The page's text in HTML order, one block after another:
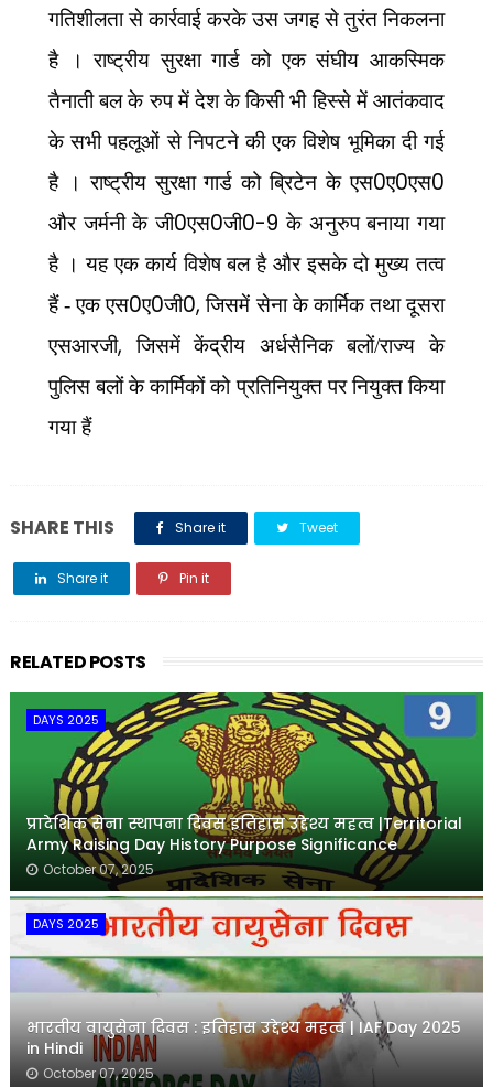
गतिशीलता से कार्रवाई करके उस जगह से तुरंत निकलना
है । राष्ट्रीय सुरक्षा गार्ड को एक संघीय आकस्मिक
तैनाती बल के रुप में देश के किसी भी हिस्से में आतंकवाद
के सभी पहलूओं से निपटने की एक विशेष भूमिका दी गई
है । राष्ट्रीय सुरक्षा गार्ड को ब्रिटेन के एस0ए0एस0
और जर्मनी के जी0एस0जी0-9के अनुरुप बनाया गया
है । यह एक कार्य विशेष बल है और इसके दो मुख्य तत्व
हैं - एक एस0ए0जी0,जिसमें सेना के कार्मिक तथा दूसरा
एसआरजी,जिसमें केंद्रीय अर्धसैनिक बलों/राज्य के
पुलिस बलों के कार्मिकों को प्रतिनियुक्त पर नियुक्त किया
गया हैं
SHARE THIS Share it Tweet
Share it Pin it
RELATED POSTS
DAYS 2025
प्रादेशिक सेना स्थापना दिवस इतिहास उद्देश्य महत्व |Territorial
Army Raising Day History Purpose Significance
October 07, 2025
DAYS 2025
भारतीय वायुसेना दिवस : इतिहास उद्देश्य महत्व | IAF Day 2025
in Hindi
October 07, 2025